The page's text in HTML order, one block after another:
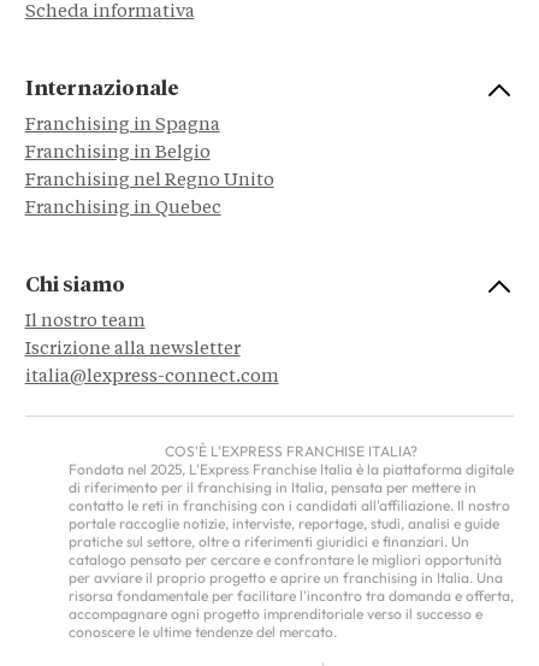
Scheda informativa
Internazionale
Franchising in Spagna
Franchising in Belgio
Franchising nel Regno Unito
Franchising in Quebec
Chi siamo
Il nostro team
Iscrizione alla newsletter
italia@lexpress-connect.com
COS'È L'EXPRESS FRANCHISE ITALIA?
Fondata nel 2025, L'Express Franchise Italia è la piattaforma digitale
di riferimento per il franchising in Italia, pensata per mettere in
contatto le reti in franchising con i candidati all'affiliazione. Il nostro
portale raccoglie notizie, interviste, reportage, studi, analisi e guide
pratiche sul settore, oltre a riferimenti giuridici e finanziari. Un
catalogo pensato per cercare e confrontare le migliori opportunità
per avviare il proprio progetto e aprire un franchising in Italia. Una
risorsa fondamentale per facilitare l'incontro tra domanda e offerta,
accompagnare ogni progetto imprenditoriale verso il successo e
conoscere le ultime tendenze del mercato.